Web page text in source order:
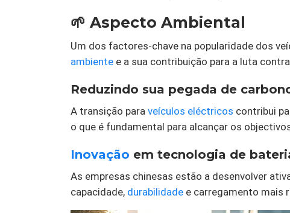
🌱 Aspecto Ambiental
Um dos factores-chave na popularidade dos
ambiente e a sua contribuição para a luta
Reduzindo sua pegada de
A transição para veículos eléctricos contribui
o que é fundamental para alcançar os
Inovação em tecnologia de
As empresas chinesas estão a desenvolver
capacidade, durabilidade e carregamento mais